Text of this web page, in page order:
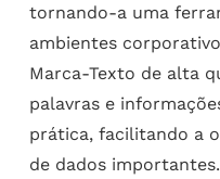
tornando-a uma
ambientes
Marca-Texto de alta
palavras e
prática, facilitando a
de dados